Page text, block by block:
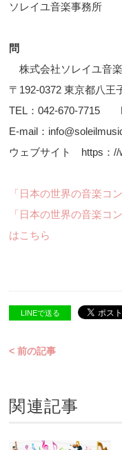
ソレイユ音楽事務所
問
株式会社ソレイユ音
〒192-0372 東京都八王
TEL：042-670-7715
E-mail：
ウェブサイト https：//
「日本の世界の音楽コ
「日本の世界の音楽コ
はこちら
LINEで送る
< 前の記事
関連記事